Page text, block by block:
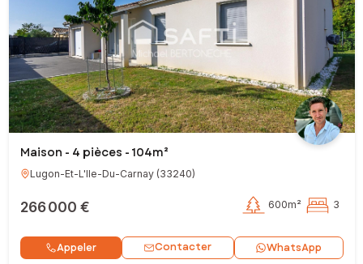
Maison - 4 pièces - 104m²
Lugon-Et-L'Ile-Du-Carnay(33240)
266 000 € 600m² 3
Appeler Contacter WhatsApp